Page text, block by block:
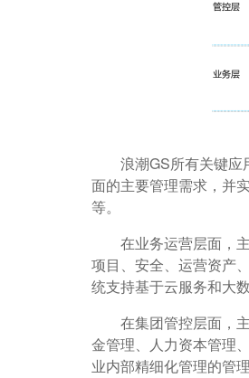
浪潮GS所有关键应用
面的主要管理需求，并
等。
在业务运营层面，主
项目、安全、运营资产
统支持基于云服务和大
在集团管控层面，主
金管理、人力资本管理
业内部精细化管理的管